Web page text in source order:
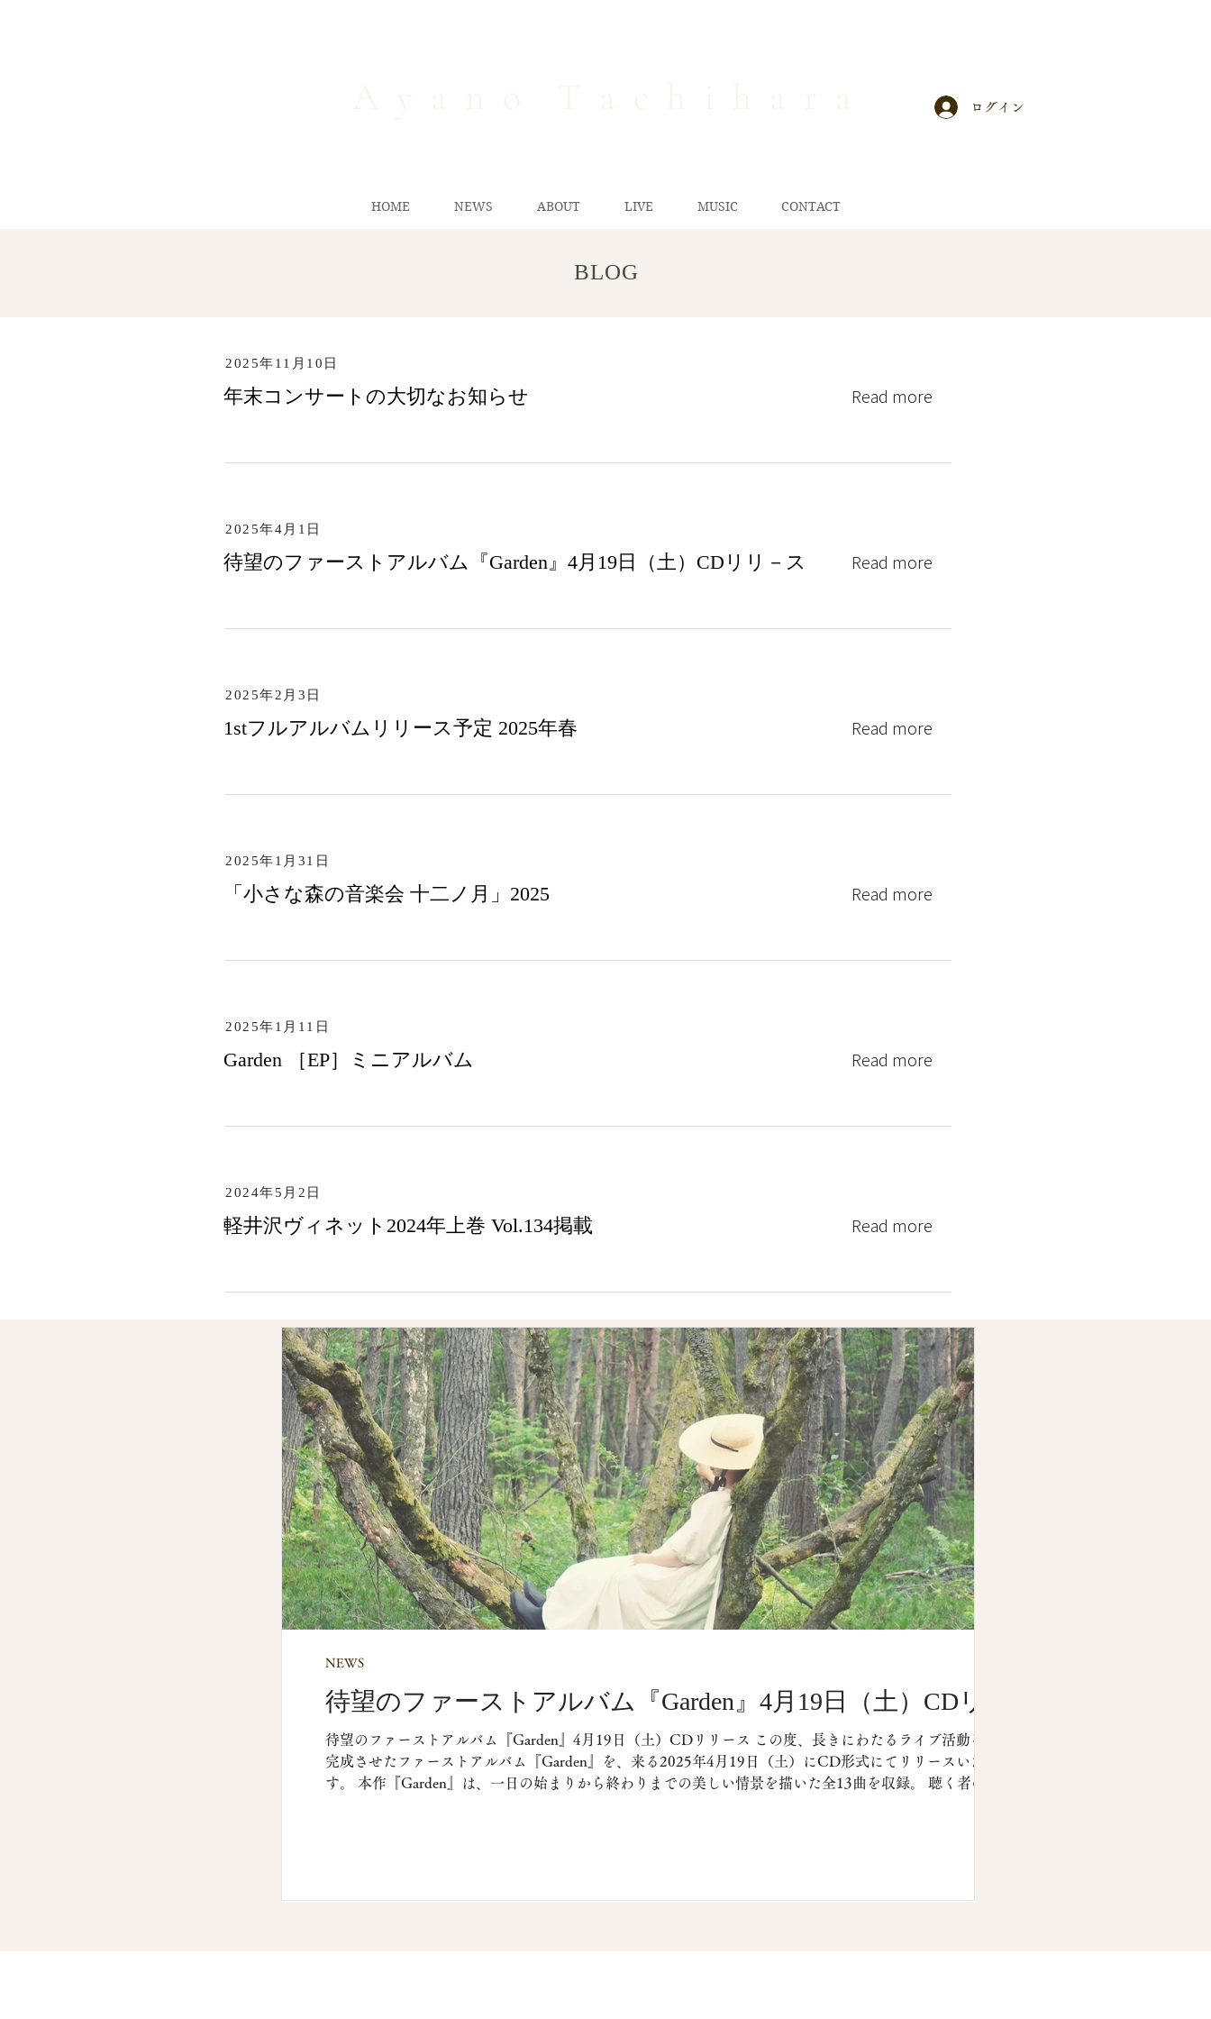
ログイン
HOME NEWS ABOUT LIVE MUSIC CONTACT
BLOG
2025年11月10日
年末コンサートの大切なお知らせ Read more
2025年4月1日
待望のファーストアルバム『Garden』4月19日（土）CDリリ－ス Read more
2025年2月3日
1stフルアルバムリリース予定 2025年春 Read more
2025年1月31日
「小さな森の音楽会 十二ノ月」2025 Read more
2025年1月11日
Garden ［EP］ミニアルバム Read more
2024年5月2日
軽井沢ヴィネット2024年上巻 Vol.134掲載 Read more
待望のファーストアルバム『Garden』4月19日（土）CDリリ
ース
待望のファーストアルバム『Garden』4月19日（土）CDリリース この度、長きにわたるライブ活動を経て
完成させたファーストアルバム『Garden』を、来る2025年4月19日（土）にCD形式にてリリースいたしま
す。 本作『Garden』は、一日の始まりから終わりまでの美しい情景を描いた全13曲を収録。 聴く者の心に
NEWS